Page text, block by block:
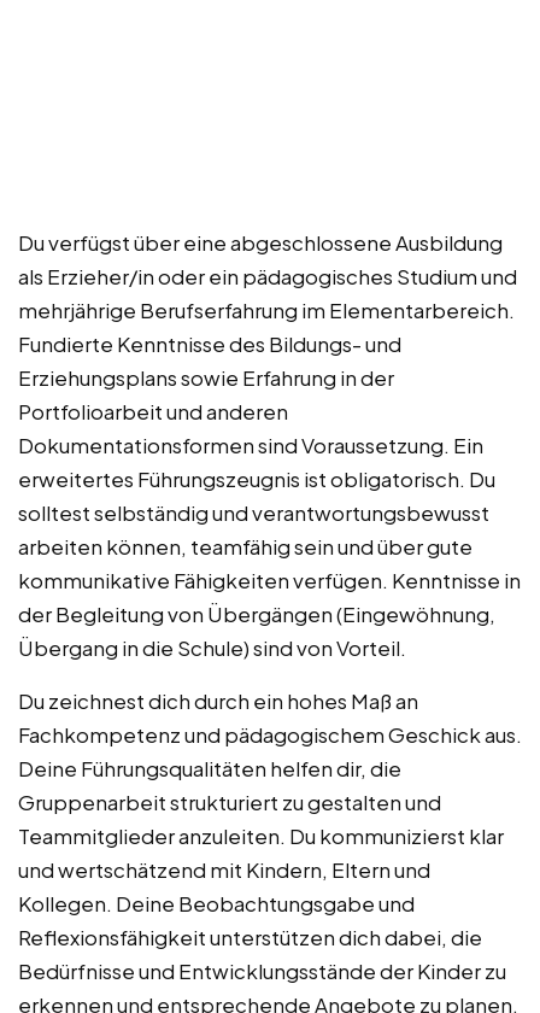
Du verfügst über eine abgeschlossene Ausbildung
als Erzieher/in oder ein pädagogisches Studium und
mehrjährige Berufserfahrung im Elementarbereich.
Fundierte Kenntnisse des Bildungs- und
Erziehungsplans sowie Erfahrung in der
Portfolioarbeit und anderen
Dokumentationsformen sind Voraussetzung. Ein
erweitertes Führungszeugnis ist obligatorisch. Du
solltest selbständig und verantwortungsbewusst
arbeiten können, teamfähig sein und über gute
kommunikative Fähigkeiten verfügen. Kenntnisse in
der Begleitung von Übergängen (Eingewöhnung,
Übergang in die Schule) sind von Vorteil.
Du zeichnest dich durch ein hohes Maß an
Fachkompetenz und pädagogischem Geschick aus.
Deine Führungsqualitäten helfen dir, die
Gruppenarbeit strukturiert zu gestalten und
Teammitglieder anzuleiten. Du kommunizierst klar
und wertschätzend mit Kindern, Eltern und
Kollegen. Deine Beobachtungsgabe und
Reflexionsfähigkeit unterstützen dich dabei, die
Bedürfnisse und Entwicklungsstände der Kinder zu
erkennen und entsprechende Angebote zu planen.